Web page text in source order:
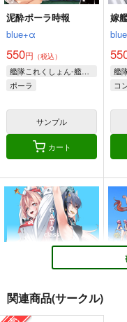
泥酔ポーラ時報
blue+α
550円 （税込）
艦隊これくしょん-艦これ-
ポーラ
サンプル
カート
嫁
関連商品(サークル)